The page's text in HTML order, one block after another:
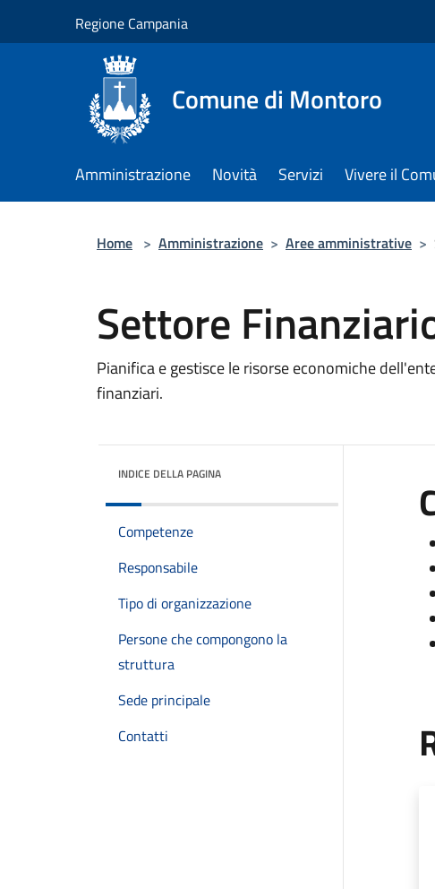
Regione Campania
Comune di Montoro
Amministrazione Novità Servizi Vivere il
Home > Amministrazione > Aree amministrative >
Settore
Pianifica e gestisce le risorse economiche
finanziari.
INDICE DELLA PAGINA
Competenze
Responsabile
Tipo di organizzazione
Persone che compongono la
struttura
Sede principale
Contatti